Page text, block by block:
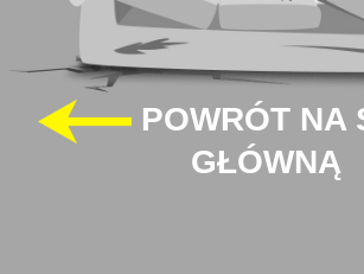
POWRÓT NA
GŁÓWNĄ